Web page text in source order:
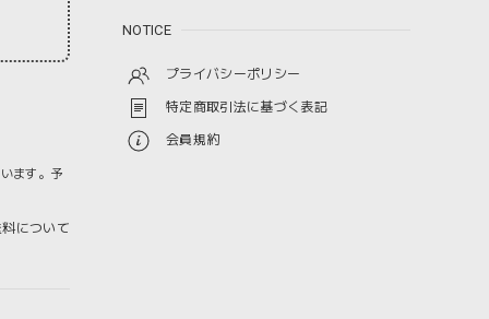
ます。予
について
NOTICE
プライバシーポリシー
特定商取引法に基づく表記
会員規約